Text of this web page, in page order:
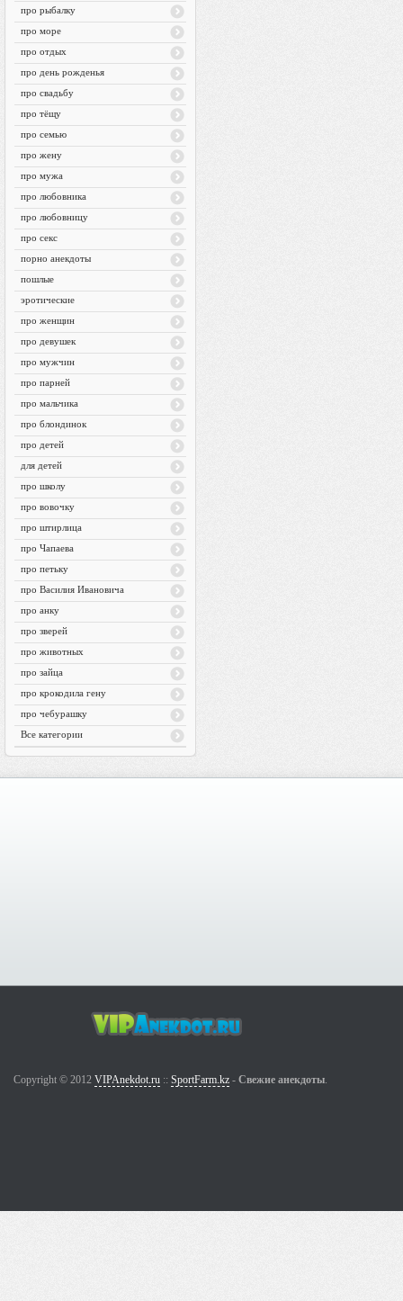
про рыбалку
про море
про отдых
про день рожденья
про свадьбу
про тёщу
про семью
про жену
про мужа
про любовника
про любовницу
про секс
порно анекдоты
пошлые
эротические
про женщин
про девушек
про мужчин
про парней
про мальчика
про блондинок
про детей
для детей
про школу
про вовочку
про штирлица
про Чапаева
про петьку
про Василия Ивановича
про анку
про зверей
про животных
про зайца
про крокодила гену
про чебурашку
Все категории
Copyright © 2012 VIPAnekdot.ru :: SportFarm.kz - Свежие анекдоты.